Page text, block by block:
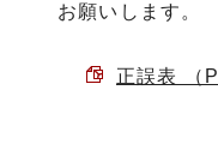
お願いします。
正誤表 （